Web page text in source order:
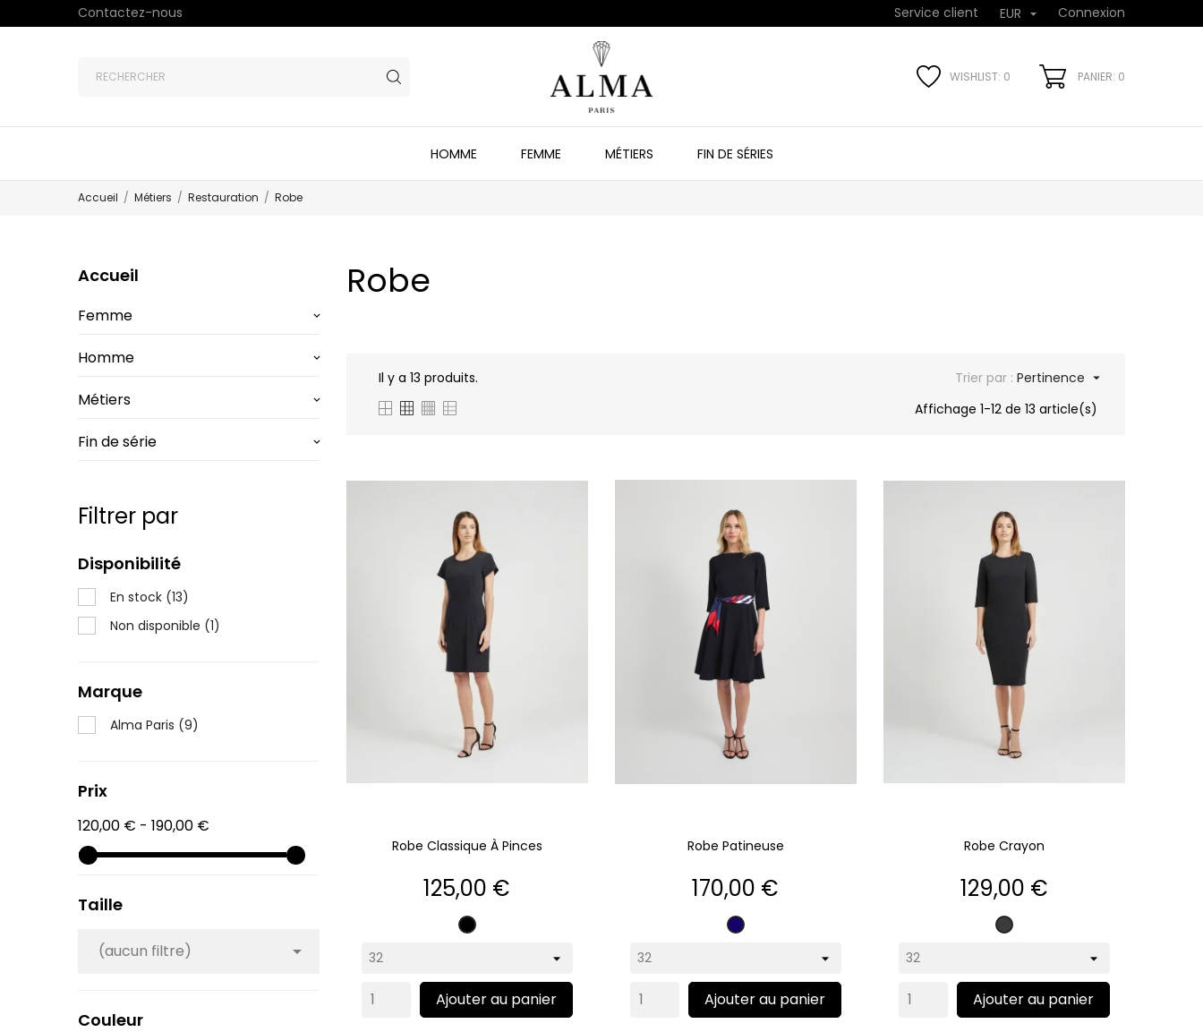
Contactez-nous Service client EUR  Connexion
WISHLIST: 0 PANIER: 0
HOMME FEMME MÉTIERS FIN DE SÉRIES
Accueil Métiers Restauration Robe
Accueil
Femme keyboard_arrow_down
Homme keyboard_arrow_down
Métiers keyboard_arrow_down
Fin de série keyboard_arrow_down
Filtrer par
Disponibilité
En stock (13)
Non disponible (1)
Marque
Alma Paris (9)
Prix
120,00 € - 190,00 €
Taille
(aucun filtre) 
Couleur
Robe
Il y a 13 produits. Trier par : Pertinence 
Affichage 1-12 de 13 article(s)
Robe Classique À Pinces
Prix
125,00 €
Noir
Ajouter au panier
Robe Patineuse
Prix
170,00 €
Marine
Ajouter au panier
Robe Crayon
Prix
129,00 €
Gris
Ajouter au panier